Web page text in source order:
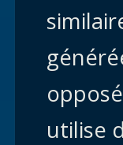
utilise